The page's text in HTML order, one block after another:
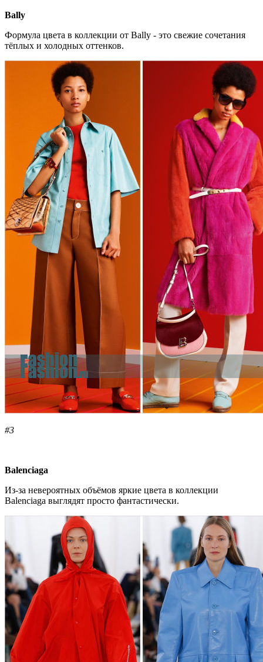
Bally
Формула цвета в коллекции от Bally - это свежие сочетания
тёплых и холодных оттенков.
#3
Balenciaga
Из-за невероятных объёмов яркие цвета в коллекции
Balenciaga выглядят просто фантастически.